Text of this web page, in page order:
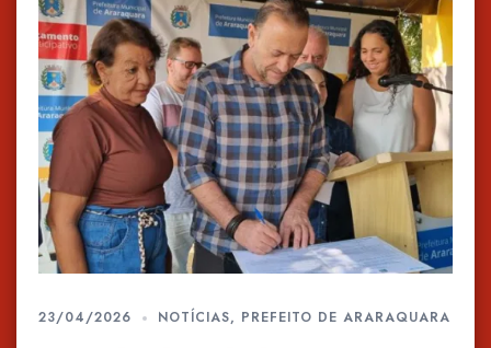
23/04/2026 NOTÍCIAS, PREFEITO DE ARARAQUARA